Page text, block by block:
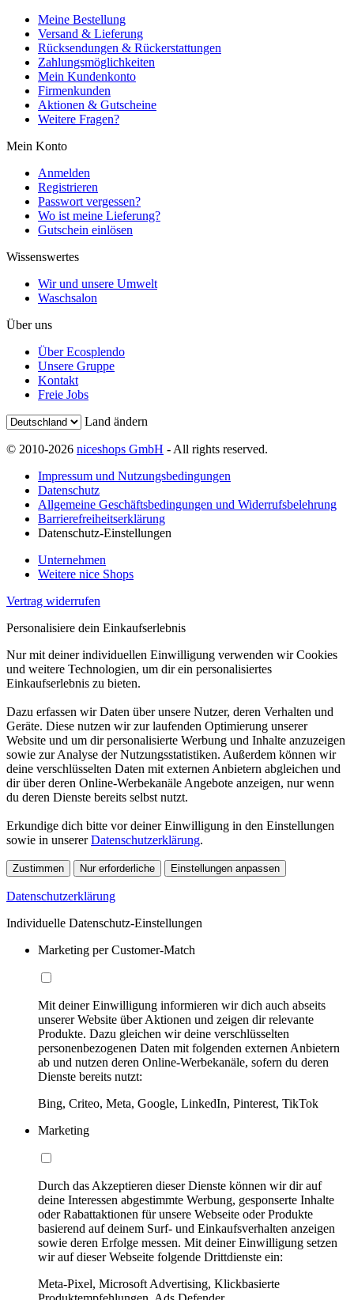
Meine Bestellung
Versand & Lieferung
Rücksendungen & Rückerstattungen
Zahlungsmöglichkeiten
Mein Kundenkonto
Firmenkunden
Aktionen & Gutscheine
Weitere Fragen?
Mein Konto
Anmelden
Registrieren
Passwort vergessen?
Wo ist meine Lieferung?
Gutschein einlösen
Wissenswertes
Wir und unsere Umwelt
Waschsalon
Über uns
Über Ecosplendo
Unsere Gruppe
Kontakt
Freie Jobs
Land ändern
© 2010-2026 niceshops GmbH - All rights reserved.
Impressum und Nutzungsbedingungen
Datenschutz
Allgemeine Geschäftsbedingungen und Widerrufsbelehrung
Barrierefreiheitserklärung
Datenschutz-Einstellungen
Unternehmen
Weitere nice Shops
Vertrag widerrufen
Personalisiere dein Einkaufserlebnis
Nur mit deiner individuellen Einwilligung verwenden wir Cookies
und weitere Technologien, um dir ein personalisiertes
Einkaufserlebnis zu bieten.
Dazu erfassen wir Daten über unsere Nutzer, deren Verhalten und
Geräte. Diese nutzen wir zur laufenden Optimierung unserer
Website und um dir personalisierte Werbung und Inhalte anzuzeigen
sowie zur Analyse der Nutzungsstatistiken. Außerdem können wir
deine verschlüsselten Daten mit externen Anbietern abgleichen und
dir über deren Online-Werbekanäle Angebote anzeigen, nur wenn
du deren Dienste bereits selbst nutzt.
Erkundige dich bitte vor deiner Einwilligung in den Einstellungen
sowie in unsererDatenschutzerklärung.
Zustimmen Nur erforderliche Einstellungen anpassen
Datenschutzerklärung
Individuelle Datenschutz-Einstellungen
Marketing per Customer-Match
Mit deiner Einwilligung informieren wir dich auch abseits
unserer Website über Aktionen und zeigen dir relevante
Produkte. Dazu gleichen wir deine verschlüsselten
personenbezogenen Daten mit folgenden externen Anbietern
ab und nutzen deren Online-Werbekanäle, sofern du deren
Dienste bereits nutzt:
Bing, Criteo, Meta, Google, LinkedIn, Pinterest, TikTok
Marketing
Durch das Akzeptieren dieser Dienste können wir dir auf
deine Interessen abgestimmte Werbung, gesponserte Inhalte
oder Rabattaktionen für unsere Webseite oder Produkte
basierend auf deinem Surf- und Einkaufsverhalten anzeigen
sowie deren Erfolge messen. Mit deiner Einwilligung setzen
wir auf dieser Webseite folgende Drittdienste ein:
Meta-Pixel, Microsoft Advertising, Klickbasierte